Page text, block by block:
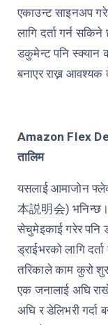
एकाउन्ट साइनअप
लागि दर्ता गर्न
डकुमेन्ट पनि स्क्यान
बनाएर राख्न आवश्यक
Amazon Flex
तालिम
यसलाई आमाजोन
本説明会)
सेचुमेइकाई गरेर पनि
ड्राईभरको लागि
तरिकाले काम कुरो
एक जनालाई अघि
अघि र डेलिभरी